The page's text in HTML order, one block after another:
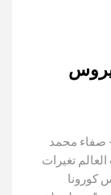
صفاء محمد
تغيرات
كورونا